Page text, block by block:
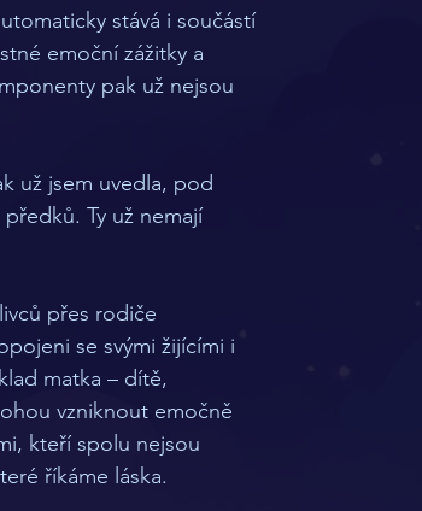
stává i součástí
emoční zážitky a
pak už nejsou
už jsem uvedla, pod
Ty už nemají
přes rodiče
se svými žijícími i
matka – dítě,
vzniknout emočně
kteří spolu nejsou
říkáme láska.